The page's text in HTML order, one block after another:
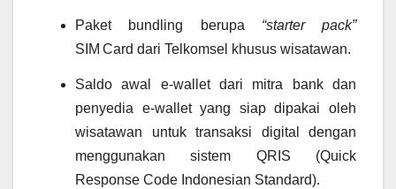
Paket bundling berupa “starter pack”
SIM Card dari Telkomsel khusus wisatawan.
Saldo awal e‑wallet dari mitra bank dan
penyedia e‑wallet yang siap dipakai oleh
wisatawan untuk transaksi digital dengan
menggunakan sistem QRIS (Quick
Response Code Indonesian Standard).